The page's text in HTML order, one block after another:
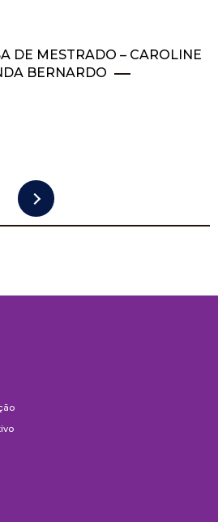
DE MESTRADO – CAROLINE
BERNARDO